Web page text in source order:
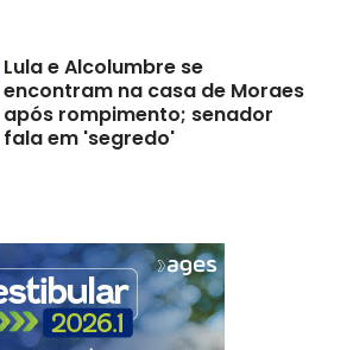
Lula e Alcolumbre se
encontram na casa de Moraes
após rompimento; senador
fala em 'segredo'